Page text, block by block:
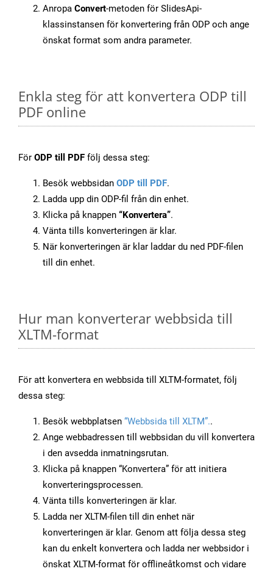
Anropa Convert-metoden för SlidesApi-
klassinstansen för konvertering från ODP och ange
önskat format som andra parameter.
Enkla steg för att konvertera ODP till
PDF online
För ODP till PDF följ dessa steg:
Besök webbsidan ODP till PDF.
Ladda upp din ODP-fil från din enhet.
Klicka på knappen “Konvertera”.
Vänta tills konverteringen är klar.
När konverteringen är klar laddar du ned PDF-filen
till din enhet.
Hur man konverterar webbsida till
XLTM-format
För att konvertera en webbsida till XLTM-formatet, följ
dessa steg:
Besök webbplatsen “Webbsida till XLTM”..
Ange webbadressen till webbsidan du vill konvertera
i den avsedda inmatningsrutan.
Klicka på knappen “Konvertera” för att initiera
konverteringsprocessen.
Vänta tills konverteringen är klar.
Ladda ner XLTM-filen till din enhet när
konverteringen är klar. Genom att följa dessa steg
kan du enkelt konvertera och ladda ner webbsidor i
önskat XLTM-format för offlineåtkomst och vidare